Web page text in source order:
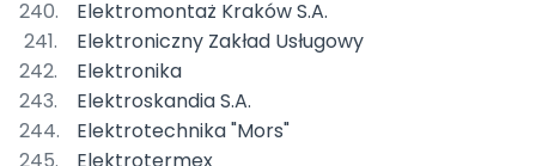
Elektromontaż Kraków S.A.
Elektroniczny Zakład Usługowy
Elektronika
Elektroskandia S.A.
Elektrotechnika "Mors"